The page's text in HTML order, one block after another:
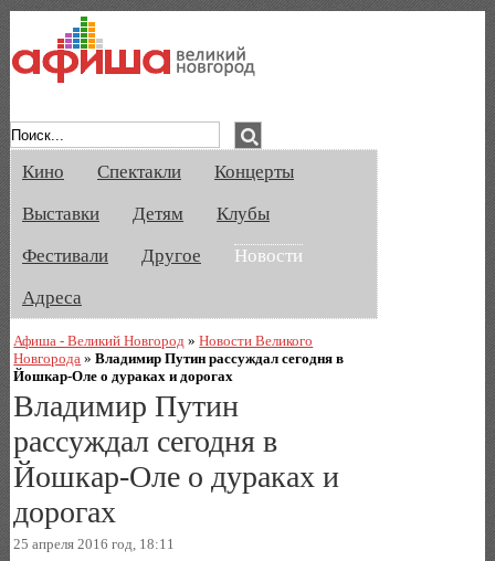
Кино Спектакли
Концерты
Выставки
Детям
Клубы
Фестивали
Другое
Новости
Адреса
Афиша - Великий Новгород »Новости Великого
Новгорода »Владимир Путин рассуждал сегодня в
Йошкар-Оле о дураках и дорогах
Владимир Путин
рассуждал сегодня в
Йошкар-Оле о дураках и
дорогах
25 апреля 2016 год, 18:11